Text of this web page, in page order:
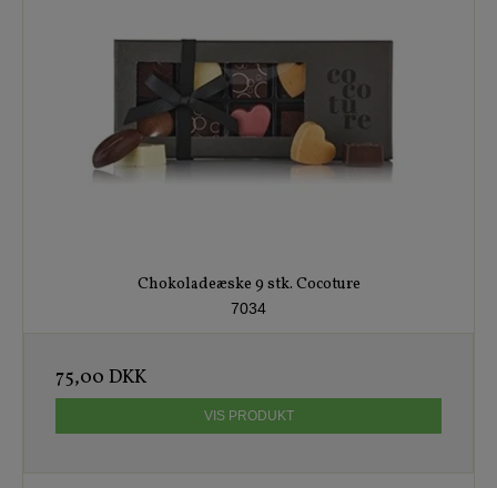
Chokoladeæske 9 stk. Cocoture
7034
75,00 DKK
VIS PRODUKT